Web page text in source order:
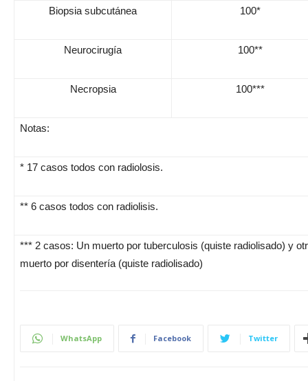
Biopsia subcutánea 100*
Neurocirugía 100**
Necropsia 100***
Notas:
* 17 casos todos con radiolosis.
** 6 casos todos con radiolisis.
*** 2 casos: Un muerto por tuberculosis (quiste radiolisado) y
muerto por disentería (quiste radiolisado)
WhatsApp Facebook Twitter